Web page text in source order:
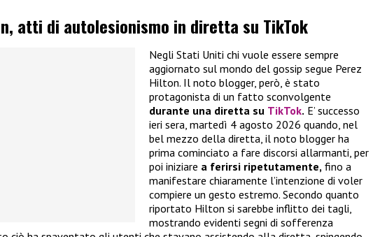
atti di autolesionismo in diretta su TikTok
Negli Stati Uniti chi vuole essere sempre
aggiornato sul mondo del gossip segue Perez
Hilton. Il noto blogger, però, è stato
protagonista di un fatto sconvolgente
durante una diretta su TikTok. E’ successo
ieri sera, martedì 4 agosto 2026 quando, nel
bel mezzo della diretta, il noto blogger ha
prima cominciato a fare discorsi allarmanti, per
poi iniziare a ferirsi ripetutamente, fino a
manifestare chiaramente l’intenzione di voler
compiere un gesto estremo. Secondo quanto
riportato Hilton si sarebbe inflitto dei tagli,
mostrando evidenti segni di sofferenza